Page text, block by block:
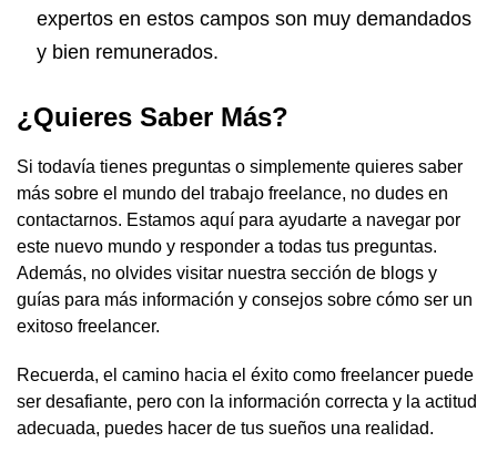
expertos en estos campos son muy demandados
y bien remunerados.
¿Quieres Saber Más?
Si todavía tienes preguntas o simplemente quieres saber
más sobre el mundo del trabajo freelance, no dudes en
contactarnos. Estamos aquí para ayudarte a navegar por
este nuevo mundo y responder a todas tus preguntas.
Además, no olvides visitar nuestra sección de blogs y
guías para más información y consejos sobre cómo ser un
exitoso freelancer.
Recuerda, el camino hacia el éxito como freelancer puede
ser desafiante, pero con la información correcta y la actitud
adecuada, puedes hacer de tus sueños una realidad.